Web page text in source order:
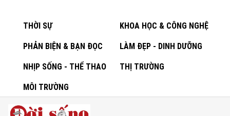
THỜI SỰ KHOA HỌC & CÔNG NGHỆ
PHẢN BIỆN & BẠN ĐỌC LÀM ĐẸP - DINH DƯỠNG
NHỊP SỐNG - THỂ THAO THỊ TRƯỜNG
MÔI TRƯỜNG